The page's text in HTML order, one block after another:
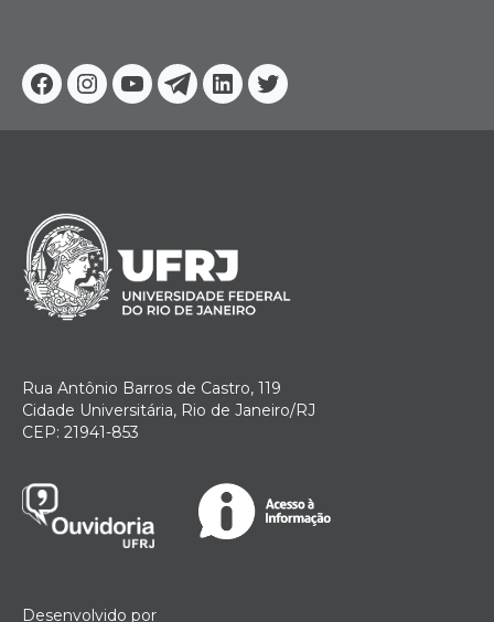
Facebook
Instagram
YoutubeTelegram
Linkedin
Twitter
Rua Antônio Barros de Castro, 119
Cidade Universitária, Rio de Janeiro/RJ
CEP: 21941-853
Desenvolvido por